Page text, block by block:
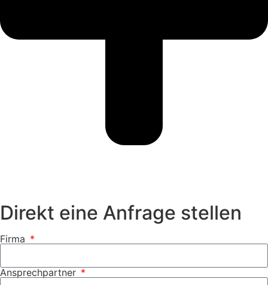
Direkt eine Anfrage stellen
Firma
Ansprechpartner